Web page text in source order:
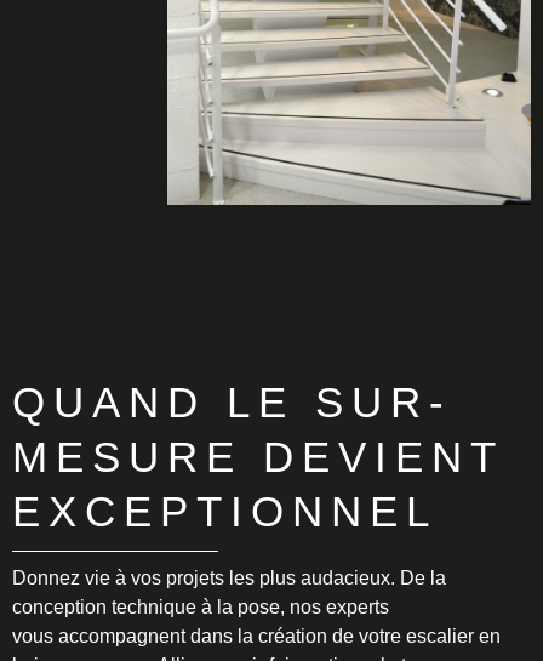
QUAND LE SUR-
MESURE DEVIENT
EXCEPTIONNEL
Donnez vie à vos projets les plus audacieux. De la
conception technique à la pose, nos experts
vous accompagnent dans la création de votre escalier en